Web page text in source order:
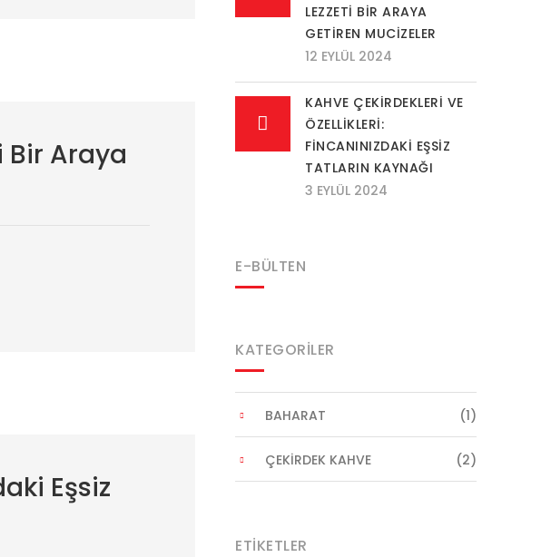
Bir Araya
Eşsiz
LEZZETI BIR ARAYA
GETIREN MUCIZELER
12 EYLÜL 2024
KAHVE ÇEKIRDEKLERI VE
ÖZELLIKLERI:
FINCANINIZDAKI EŞSIZ
TATLARIN KAYNAĞI
3 EYLÜL 2024
E-BÜLTEN
KATEGORILER
BAHARAT (1)
ÇEKIRDEK KAHVE (2)
ETIKETLER